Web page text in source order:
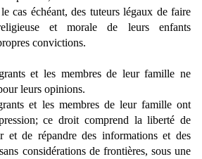
cas échéant, des tuteurs légaux de faire
et morale de leurs enfants
convictions.
et les membres de leur famille ne
leurs opinions.
et les membres de leur famille ont
ce droit comprend la liberté de
et de répandre des informations et des
considérations de frontières, sous une